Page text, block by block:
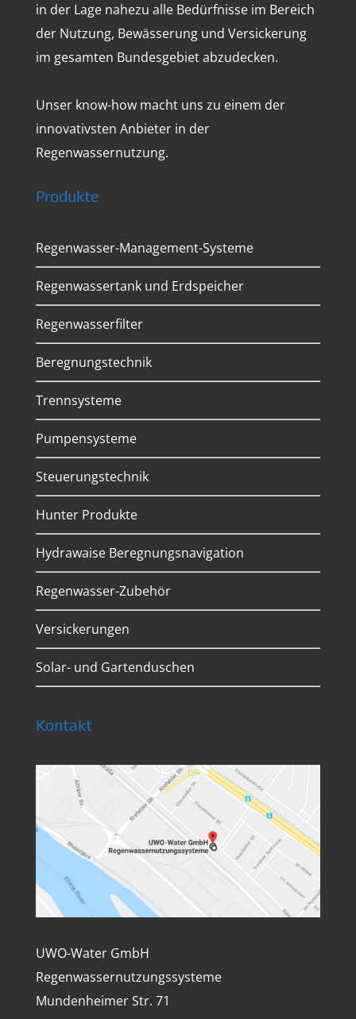
in der Lage nahezu alle Bedürfnisse im Bereich
der Nutzung, Bewässerung und Versickerung
im gesamten Bundesgebiet abzudecken.
Unser know-how macht uns zu einem der
innovativsten Anbieter in der
Regenwassernutzung.
Produkte
Regenwasser-Management-Systeme
Regenwassertank und Erdspeicher
Regenwasserfilter
Beregnungstechnik
Trennsysteme
Pumpensysteme
Steuerungstechnik
Hunter Produkte
Hydrawaise Beregnungsnavigation
Regenwasser-Zubehör
Versickerungen
Solar- und Gartenduschen
Kontakt
UWO-Water GmbH
Regenwassernutzungssysteme
Mundenheimer Str. 71